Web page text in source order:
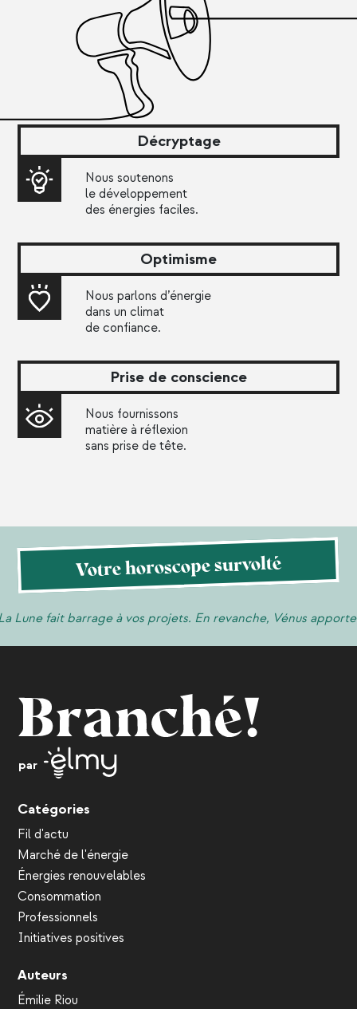
Décryptage
Nous soutenons
le développement
des énergies faciles.
Optimisme
Nous parlons d’énergie
dans un climat
de confiance.
Prise de conscience
Nous fournissons
matière à réflexion
sans prise de tête.
Votre horoscope survolté
barrage à vos projets. En revanche, Vénus apporte de l’eau
par
Catégories
Fil d'actu
Marché de l'énergie
Énergies renouvelables
Consommation
Professionnels
Initiatives positives
Auteurs
Émilie Riou